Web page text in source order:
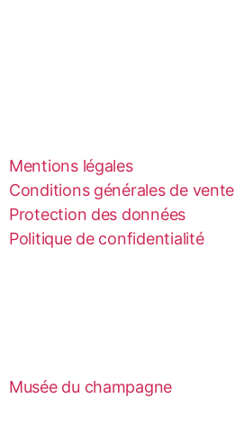
Mentions légales
Conditions générales de vente
Protection des données
Politique de confidentialité
Musée du champagne